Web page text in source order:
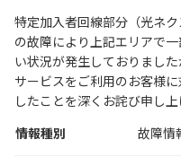
特定加入者回線部分（光ネ
の故障により上記エリアで
い状況が発生しておりまし
サービスをご利用のお客様
したことを深くお詫び申し上
情報種別
故障情